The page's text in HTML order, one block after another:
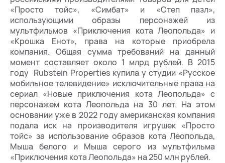
«Просто тойс», «Симбат» и «Степ пазл»,
использующими образы персонажей из
мультфильмов «Приключения кота Леопольда» и
«Крошка Енот», права на которые приобрела
компания. Общая сумма требований на данный
момент составляет около 1 млрд рублей. В 2015
году Rubstein Properties купила у студии «Русское
мобильное телевидение» исключительные права на
сериал «Новые приключения кота Леопольда» с
персонажем кота Леопольда на 30 лет. На этом
основании уже в 2022 году американская компания
подала иск на производителя игрушек «Просто
тойс» за использование образов кота Леопольда,
Мыша белого и Мыша серого из мультфильма
«Приключения кота Леопольда» на 250 млн рублей.